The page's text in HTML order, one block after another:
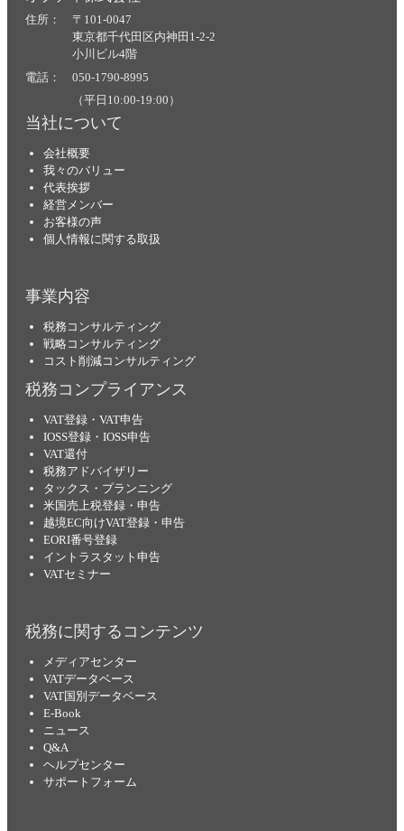
住所： 〒101-0047
東京都千代田区内神田1-2-2
小川ビル4階
電話： 050-1790-8995
（平日10:00-19:00）
当社について
会社概要
我々のバリュー
代表挨拶
経営メンバー
お客様の声
個人情報に関する取扱
事業内容
税務コンサルティング
戦略コンサルティング
コスト削減コンサルティング
税務コンプライアンス
VAT登録・VAT申告
IOSS登録・IOSS申告
VAT還付
税務アドバイザリー
タックス・プランニング
米国売上税登録・申告
越境EC向けVAT登録・申告
EORI番号登録
イントラスタット申告
VATセミナー
税務に関するコンテンツ
メディアセンター
VATデータベース
VAT国別データベース
E-Book
ニュース
Q&A
ヘルプセンター
サポートフォーム